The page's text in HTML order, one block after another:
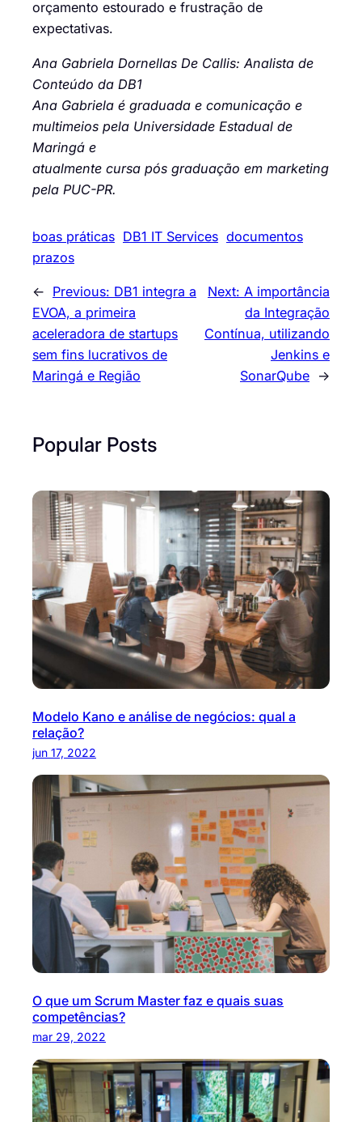
orçamento estourado e frustração de
expectativas.
Ana Gabriela Dornellas De Callis: Analista de
Conteúdo da DB1
Ana Gabriela é graduada e comunicação e
multimeios pela Universidade Estadual de
Maringá e
atualmente cursa pós graduação em marketing
pela PUC-PR.
boas práticas DB1 IT Services documentos
prazos
← Previous: DB1 integra a
EVOA, a primeira
aceleradora de startups
sem fins lucrativos de
Maringá e Região
Next: A importância
da Integração
Contínua, utilizando
Jenkins e
SonarQube →
Popular Posts
Modelo Kano e análise de negócios: qual a
relação?
jun 17, 2022
O que um Scrum Master faz e quais suas
competências?
mar 29, 2022